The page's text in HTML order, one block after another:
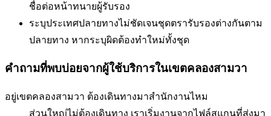
ชื่อต่อหน้าทนายผู้รับรอง
ระบุประเทศปลายทางไม่ชัดเจนชุดตรารับรองต่างกันตาม
ปลายทาง หากระบุผิดต้องทำใหม่ทั้งชุด
คำถามที่พบบ่อยจากผู้ใช้บริการในเขตคลองสามวา
อยู่เขตคลองสามวา ต้องเดินทางมาสำนักงานไหม
ส่วนใหญ่ไม่ต้องเดินทาง เราเริ่มงานจากไฟล์สแกนที่ส่งมา